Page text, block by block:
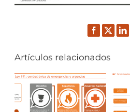
Facebook
Twitter
Artículos relacionados